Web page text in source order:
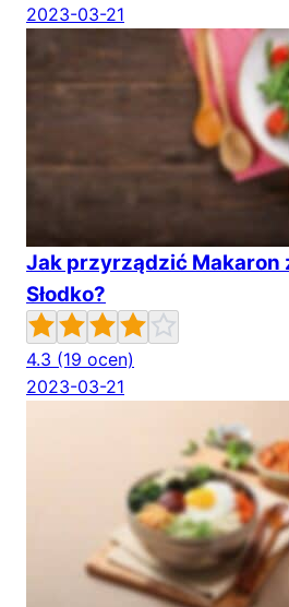
2023-03-21
Jak przyrządzić Makaron
Słodko?
4.3 (19 ocen)
2023-03-21